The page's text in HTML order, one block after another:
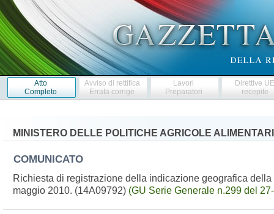
Atto
Completo
Avviso di rettifica
Errata corrige
Lavori
Preparatori
Direttive
recepite
MINISTERO DELLE POLITICHE AGRICOLE
COMUNICATO
Richiesta di registrazione della indicazione geografica
maggio 2010. (14A09792) (GU Serie Generale n.299 del